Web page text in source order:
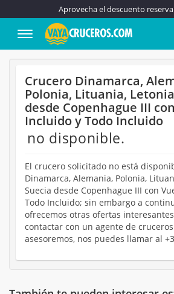
Aprovecha el descuento
Crucero Dinamarca,
Polonia, Lituania,
desde Copenhague III
Incluido y Todo Incluido
no disponible.
El crucero solicitado no está
Dinamarca, Alemania, Polonia,
Suecia desde Copenhague III con
Todo Incluido; sin embargo a
ofrecemos otras ofertas
contactar con un agente de
asesoremos, nos puedes llamar al